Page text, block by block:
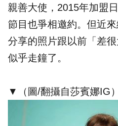
親善大使，2015年加盟
節目也爭相邀約。但近
分享的照片跟以前「差
似乎走鐘了。
▼（圖/翻攝自莎賓娜IG）